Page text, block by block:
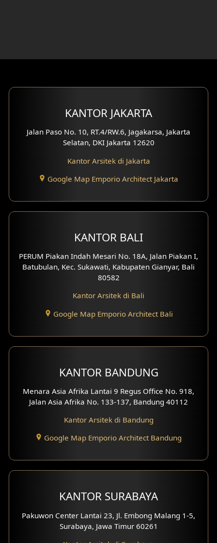
Desain Rumah 4 Lantai
Desain Ruang Kerja
Desain Ruang Hiburan
Eksterior Tampak Belakang
Eksterior Tampak Depan
Eksterior Tampak Samping
Desain Eksterior Ruko
Desain Eksterior Perumahan
Desain Hotel
Desain Kantor
Desain Paviliun
Desain Interior Klinik
Desain Interior Perumahan
Desain Interior Ruko
Eksterior Tampak Hook
KANTOR JAKARTA
Jalan Paso No. 10, RT.4/RW.6, Jagakarsa, Jakarta
Selatan, DKI Jakarta 12620
Kantor Arsitek di Jakarta
Google Map Emporio Architect Jakarta
KANTOR BALI
PERUM Piakan Indah Mesari No. 18A, Jalan Piakan I,
Batubulan, Kec. Sukawati, Kabupaten Gianyar, Bali
80582
Kantor Arsitek di Bali
Google Map Emporio Architect Bali
KANTOR BANDUNG
Menara Asia Afrika Lantai 9 Regus Office No. 918,
Jalan Asia Afrika No. 133-137, Bandung 40112
Kantor Arsitek di Bandung
Google Map Emporio Architect Bandung
KANTOR SURABAYA
Pakuwon Center Lantai 23, Jl. Embong Malang 1-5,
Surabaya, Jawa Timur 60261